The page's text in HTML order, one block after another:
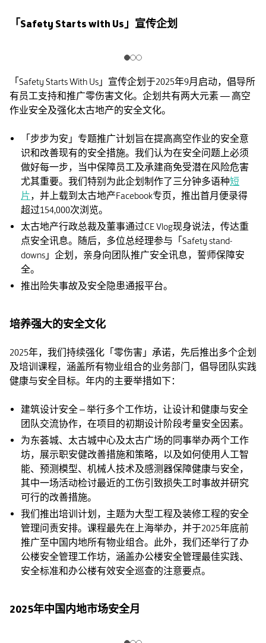
「Safety Starts with Us」宣传企划
「Safety Starts With Us」宣传企划于2025年9月启动，倡导所
有员工支持和推广零伤害文化。企划共有两大元素 — 高空
作业安全及强化太古地产的安全文化。
「步步为安」专题推广计划旨在提高高空作业的安全意
识和改善现有的安全措施。我们认为在安全问题上必须
做好每一步，当中保障员工及承建商免受潜在风险危害
尤其重要。我们特别为此企划制作了三分钟多语种短
片，并上载到太古地产Facebook专页，推出首月便录得
超过154,000次浏览。
太古地产行政总裁及董事通过CE Vlog现身说法，传达重
点安全讯息。随后，多位总经理参与「Safety stand-
downs」企划，亲身向团队推广安全讯息，誓师保障安
全。
推出险失事故及安全隐患通报平台。
培养强大的安全文化
2025年，我们持续强化「零伤害」承诺，先后推出多个企划
及培训课程，涵盖所有物业组合的业务部门，倡导团队实践
健康与安全目标。年内的主要举措如下：
建筑设计安全 – 举行多个工作坊，让设计和健康与安全
团队交流协作，在项目的初期设计阶段考量安全因素。
为东荟城、太古城中心及太古广场的同事举办两个工作
坊，展示职安健改善措施和策略，以及如何使用人工智
能、预测模型、机械人技术及感测器保障健康与安全，
其中一场活动检讨最近的工伤引致损失工时事故并研究
可行的改善措施。
我们推出培训计划，主题为大型工程及装修工程的安全
管理问责安排。课程最先在上海举办，并于2025年底前
推广至中国内地所有物业组合。此外，我们还举行了办
公楼安全管理工作坊，涵盖办公楼安全管理最佳实践、
安全标准和办公楼有效安全巡查的注意要点。
2025年中国内地市场安全月